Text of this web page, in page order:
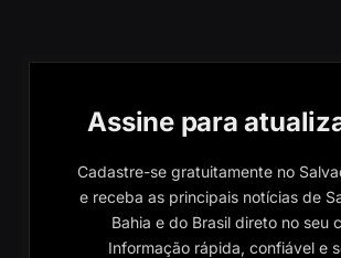
Assine para
Cadastre-se gratuitamente no
e receba as principais notícias de
Bahia e do Brasil direto no seu
Informação rápida, confiável e